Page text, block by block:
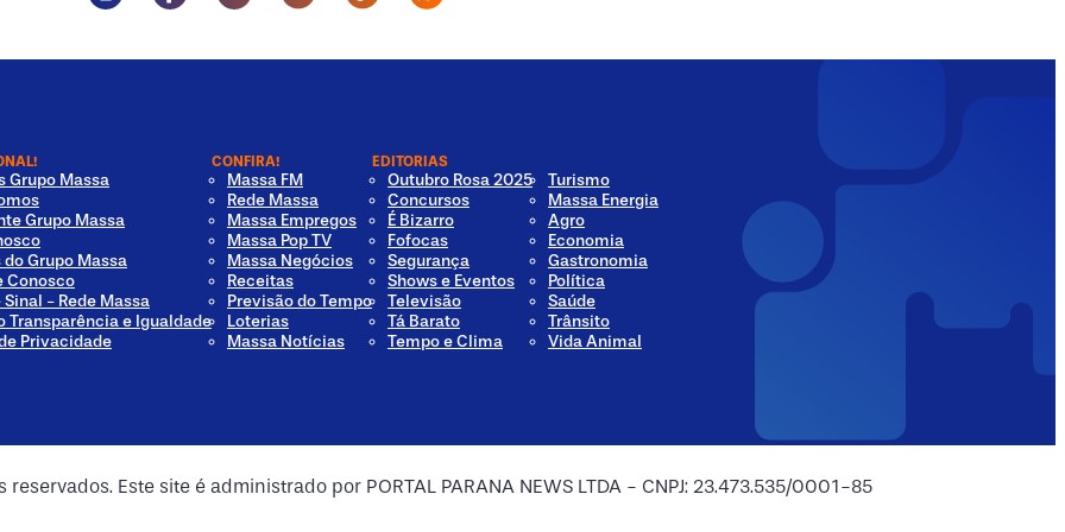
Grupo Massa
Grupo Massa
Grupo Massa
Conosco
Sinal - Rede Massa
Transparência e Igualdade
Privacidade
CONFIRA!
Massa FM
Rede Massa
Massa Empregos
Massa Pop TV
Massa Negócios
Receitas
Previsão do Tempo
Loterias
Massa Notícias
EDITORIAS
Outubro Rosa 2025
Concursos
É Bizarro
Fofocas
Segurança
Shows e Eventos
Televisão
Tá Barato
Tempo e Clima
Turismo
Massa Energia
Agro
Economia
Gastronomia
Política
Saúde
Trânsito
Vida Animal
Este site é administrado por PORTAL PARANA NEWS LTDA - CNPJ: 23.473.535/0001-85